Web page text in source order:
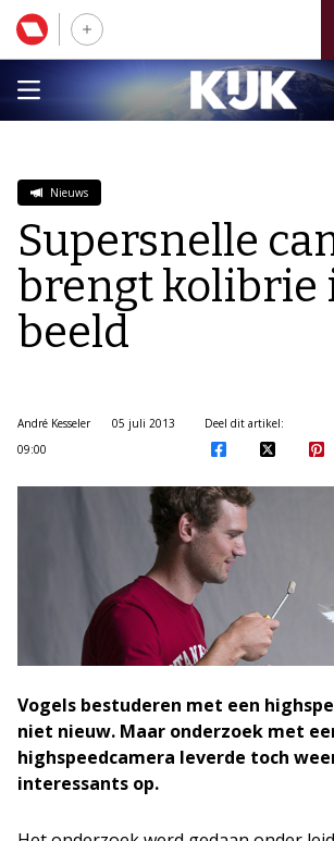
Nieuws
Supersnelle
brengt kolibrie
beeld
André Kesseler
05 juli 2013
09:00
Deel dit artikel:
Vogels bestuderen met een
niet nieuw. Maar onderzoek met
highspeedcamera leverde toch
interessants op.